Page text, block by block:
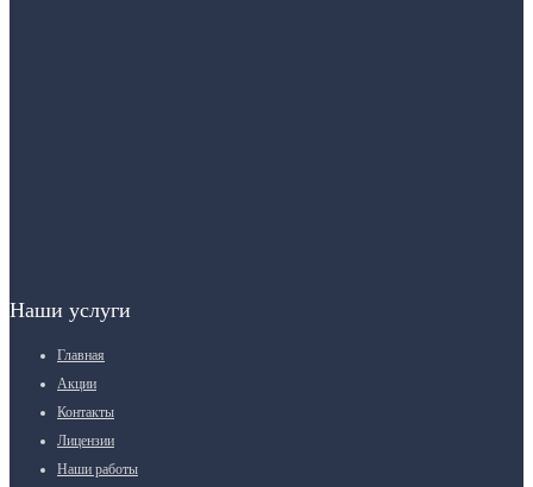
Наши услуги
Главная
Акции
Контакты
Лицензии
Наши работы